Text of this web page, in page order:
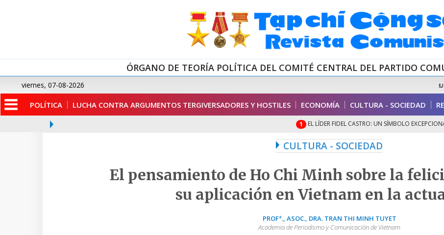
ÓRGANO DE TEORÍA POLÍTICA DEL COMITÉ CENTRAL DEL PARTIDO
viernes, 07-08-2026
POLÍTICA LUCHA CONTRA ARGUMENTOS TERGIVERSADORES Y HOSTILES ECONOMÍA CULTURA - SOCIEDAD
EL LÍDER FIDEL CASTRO: UN SÍMBOLO EXCEPCIONAL DE
CULTURA - SOCIEDAD
El pensamiento de Ho Chi Minh sobre la
su aplicación en Vietnam en la
PROFª., ASOC., DRA. TRAN THI MINH TUYET
Academia de Periodismo y Comunicación de Vietnam